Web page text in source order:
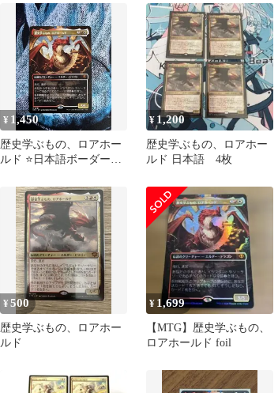
¥ 1,450
歴史学ぶもの、ロアホー
ルド ⭐️日本語ボーダーレ
¥ 1,200
歴史学ぶもの、ロアホー
ルド 日本語 4枚
¥500
歴史学ぶもの、ロアホー
ルド
¥ 1,699
【MTG】歴史学ぶもの、
ロアホールド foil